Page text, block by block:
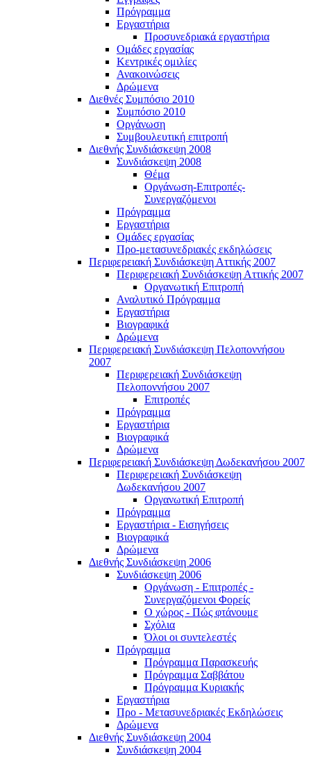
Πρόγραμμα
Εργαστήρια
Προσυνεδριακά εργαστήρια
Ομάδες εργασίας
Κεντρικές ομιλίες
Ανακοινώσεις
Δρώμενα
Διεθνές Συμπόσιο 2010
Συμπόσιο 2010
Οργάνωση
Συμβουλευτική επιτροπή
Διεθνής Συνδιάσκεψη 2008
Συνδιάσκεψη 2008
Θέμα
Οργάνωση-Επιτροπές-
Συνεργαζόμενοι
Πρόγραμμα
Εργαστήρια
Ομάδες εργασίας
Προ-μετασυνεδριακές εκδηλώσεις
Περιφερειακή Συνδιάσκεψη Αττικής 2007
Περιφερειακή Συνδιάσκεψη Αττικής 2007
Οργανωτική Επιτροπή
Αναλυτικό Πρόγραμμα
Εργαστήρια
Βιογραφικά
Δρώμενα
Περιφερειακή Συνδιάσκεψη Πελοποννήσου
2007
Περιφερειακή Συνδιάσκεψη
Πελοποννήσου 2007
Επιτροπές
Πρόγραμμα
Εργαστήρια
Βιογραφικά
Δρώμενα
Περιφερειακή Συνδιάσκεψη Δωδεκανήσου 2007
Περιφερειακή Συνδιάσκεψη
Δωδεκανήσου 2007
Οργανωτική Επιτροπή
Πρόγραμμα
Εργαστήρια - Εισηγήσεις
Βιογραφικά
Δρώμενα
Διεθνής Συνδιάσκεψη 2006
Συνδιάσκεψη 2006
Οργάνωση - Επιτροπές -
Συνεργαζόμενοι Φορείς
Ο χώρος - Πώς φτάνουμε
Σχόλια
Όλοι οι συντελεστές
Πρόγραμμα
Πρόγραμμα Παρασκευής
Πρόγραμμα Σαββάτου
Πρόγραμμα Κυριακής
Εργαστήρια
Προ - Μετασυνεδριακές Εκδηλώσεις
Δρώμενα
Διεθνής Συνδιάσκεψη 2004
Συνδιάσκεψη 2004